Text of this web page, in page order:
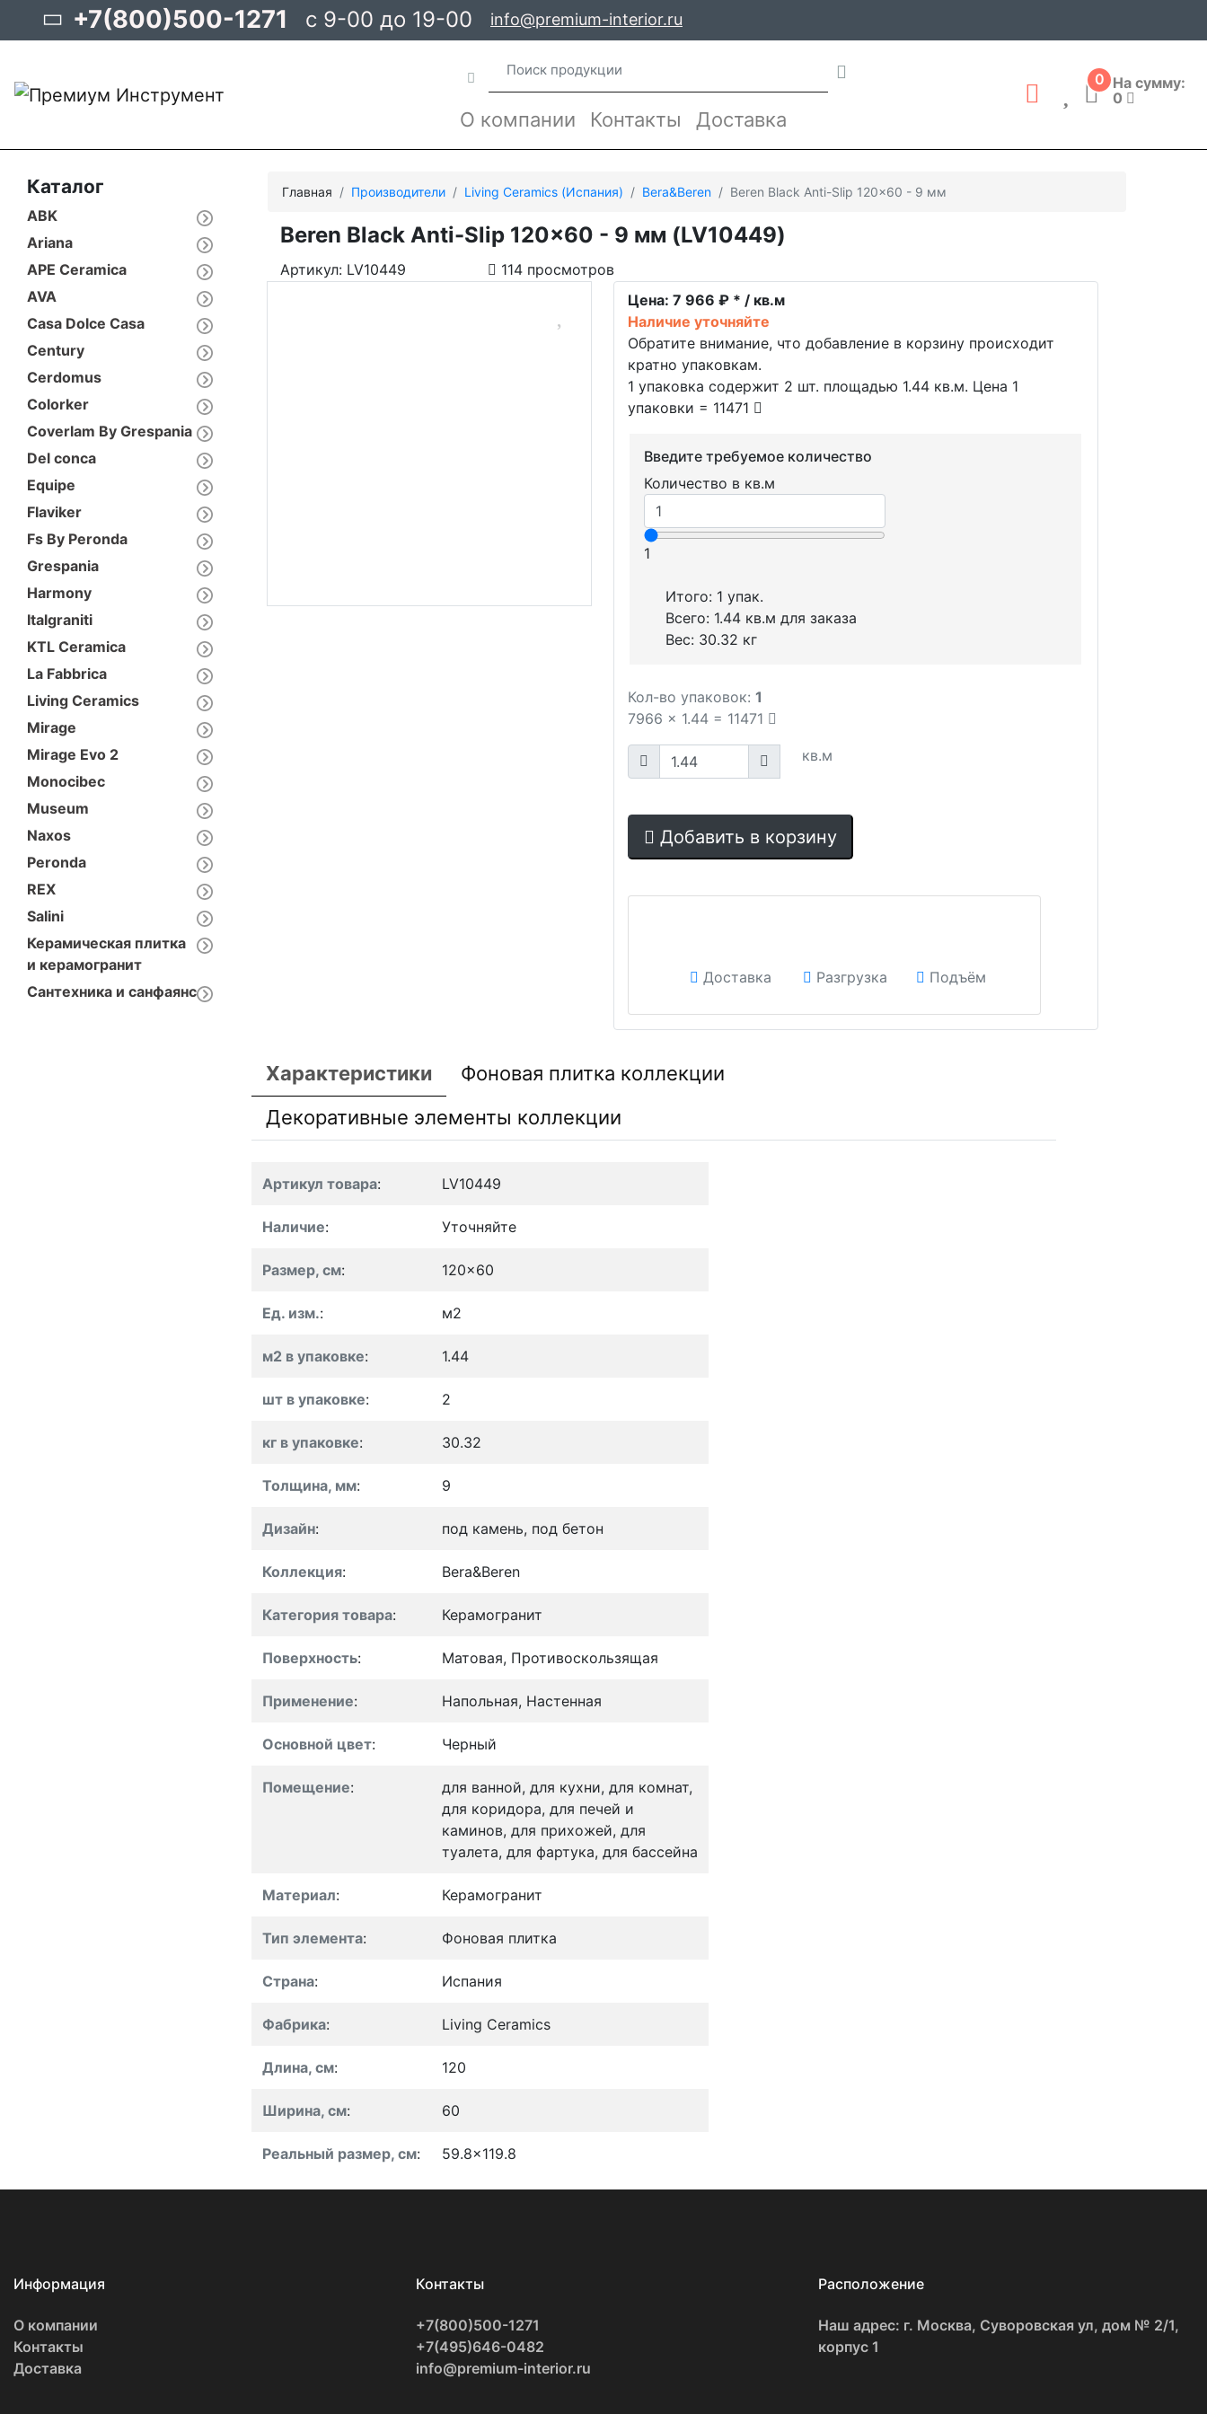
+7(800)500-1271 с 9-00 до 19-00 info@premium-interior.ru
О компании Контакты Доставка
0 На сумму:
0
Каталог
ABK
Ariana
APE Ceramica
AVA
Casa Dolce Casa
Century
Cerdomus
Colorker
Coverlam By Grespania
Del conca
Equipe
Flaviker
Fs By Peronda
Grespania
Harmony
Italgraniti
KTL Ceramica
La Fabbrica
Living Ceramics
Mirage
Mirage Evo 2
Monocibec
Museum
Naxos
Peronda
REX
Salini
Керамическая плитка
и керамогранит
Сантехника и санфаянс
Главная Производители Living Ceramics (Испания) Bera&Beren Beren Black Anti-Slip 120x60 - 9 мм
Beren Black Anti-Slip 120x60 - 9 мм (LV10449)
Артикул: LV10449
114 просмотров
Цена: 7 966 ₽ * / кв.м
Наличие уточняйте
Обратите внимание, что добавление в корзину происходит
кратно упаковкам.
1 упаковка содержит 2 шт. площадью 1.44 кв.м. Цена 1
упаковки = 11471
Введите требуемое количество
Количество в кв.м
1
Итого: 1 упак.
Всего: 1.44 кв.м для заказа
Вес: 30.32 кг
Кол-во упаковок: 1
7966 x 1.44= 11471
кв.м
Добавить в корзину
Доставка Разгрузка Подъём
Характеристики
Фоновая плитка коллекции
Декоративные элементы коллекции
Артикул товара: LV10449
Наличие: Уточняйте
Размер, см: 120x60
Ед. изм.: м2
м2 в упаковке: 1.44
шт в упаковке: 2
кг в упаковке: 30.32
Толщина, мм: 9
Дизайн: под камень, под бетон
Коллекция: Bera&Beren
Категория товара: Керамогранит
Поверхность: Матовая, Противоскользящая
Применение: Напольная, Настенная
Основной цвет: Черный
Помещение:
для ванной, для кухни, для комнат,
для коридора, для печей и
каминов, для прихожей, для
туалета, для фартука, для бассейна
Материал: Керамогранит
Тип элемента: Фоновая плитка
Страна: Испания
Фабрика: Living Ceramics
Длина, см: 120
Ширина, см: 60
Реальный размер, см: 59.8x119.8
Информация
О компании
Контакты
Доставка
Контакты
+7(800)500-1271
+7(495)646-0482
info@premium-interior.ru
Расположение
Наш адрес: г. Москва, Суворовская ул, дом № 2/1,
корпус 1